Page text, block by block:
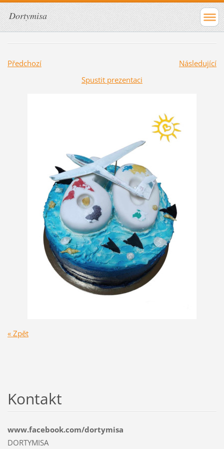
Dortymisa
Předchozí
Následující
Spustit prezentaci
« Zpět
Kontakt
www.facebook.com/dortymisa
DORTYMISA